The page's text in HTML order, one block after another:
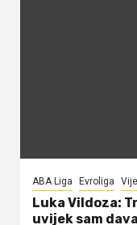
ABA Liga Evroliga
Luka Vildoza:
uvijek sam